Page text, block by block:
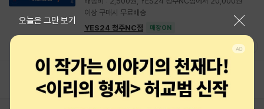
이상 구매시 무료배송
YES24 청주NC점
매장ON
2 3 4 5
오늘은 그만 보기